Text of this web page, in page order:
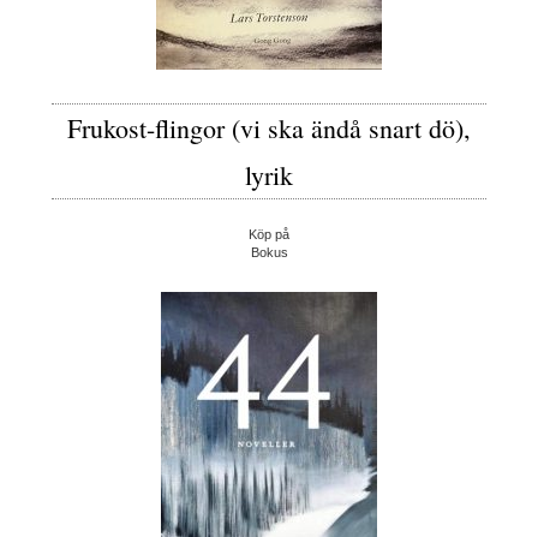
Frukost-flingor (vi ska ändå snart dö),
lyrik
Köp på
Bokus